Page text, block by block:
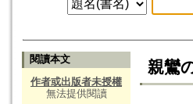
閱讀本文
作者或出版者未授權
無法提供閱讀
親鸞